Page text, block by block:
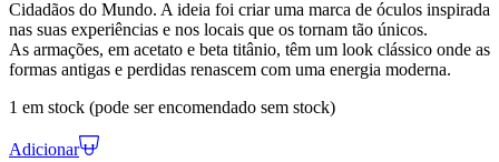
Cidadãos do Mundo. A ideia foi criar uma marca de óculos inspirada
nas suas experiências e nos locais que os tornam tão únicos.
As armações, em acetato e beta titânio, têm um look clássico onde as
formas antigas e perdidas renascem com uma energia moderna.
1 em stock (pode ser encomendado sem stock)
Adicionar